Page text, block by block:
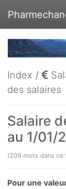
Index /
des salaires
Salaire
au 1/01/
(209 mots dans
Pour une